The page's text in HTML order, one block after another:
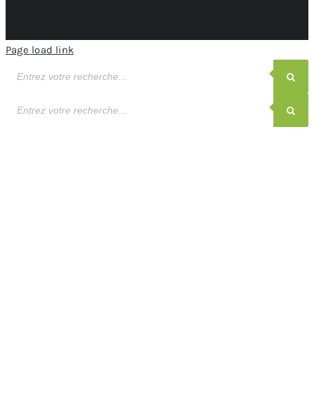
Page load link
de
de